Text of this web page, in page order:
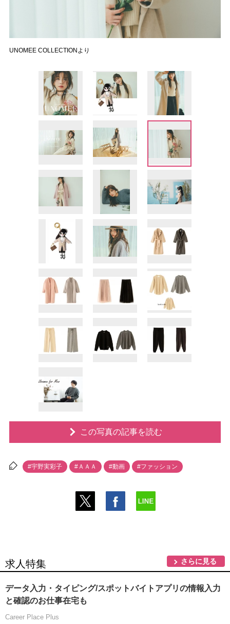
UNOMEE COLLECTIONより
この写真の記事を読む
#宇野実彩子 #ＡＡＡ #動画 #ファッション
求人特集 さらに見る
データ入力・タイピング/スポットバイトアプリの情報入力
と確認のお仕事在宅も
Career Place Plus